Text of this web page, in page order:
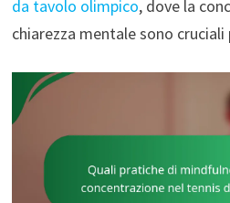
da tavolo olimpico, dove la
chiarezza mentale sono cruciali